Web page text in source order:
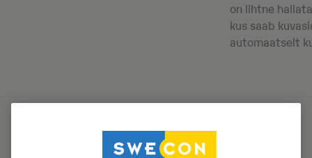
on lihtne
kus saab
automaatselt
Ületamatu jõudlus maastikul